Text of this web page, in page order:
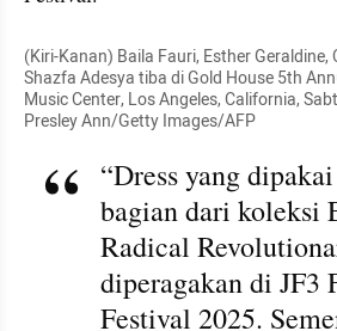
(Kiri-Kanan) Baila Fauri, Esther Geraldine,
Shazfa Adesya tiba di Gold House 5th
Music Center, Los Angeles, California,
Presley Ann/Getty Images/AFP
“Dress yang
bagian dari koleksi
Radical
diperagakan di JF3
Festival 2025.